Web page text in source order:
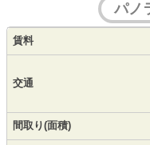
パノ
賃料
交通
間取り(面積)